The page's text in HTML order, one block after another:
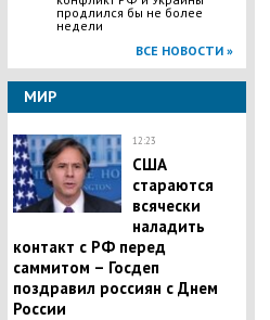
продлился бы не более
недели
ВСЕ НОВОСТИ »
МИР
12:23
США
стараются
всячески
наладить
контакт с РФ перед
саммитом – Госдеп
поздравил россиян с Днем
России